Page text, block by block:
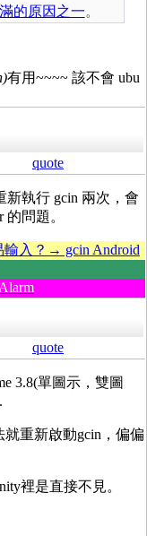
的原因之一。
有用~~~~ 該不會 ubu
quote
新執行 gcin 兩次，會
問題。
輸入？→ gcin Android
quote
3.8(單圖示，雙圖
重新啟動gcin，偏偏
裡是直接不見。